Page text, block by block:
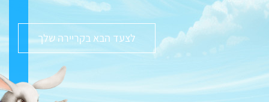
לצעד הבא בקריירה שלך